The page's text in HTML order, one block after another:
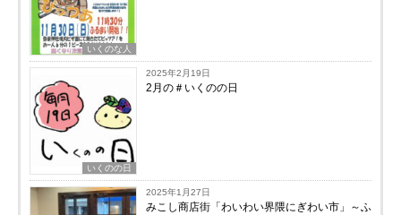
いくのな人
いくのの日
2025年2月19日
2月の＃いくのの日
2025年1月27日
みこし商店街「わいわい界隈にぎわい市」～ふ